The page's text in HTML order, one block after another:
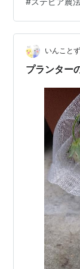
いつのまにか
すが、十勝こ
です。 トマ
いんこと
プランター